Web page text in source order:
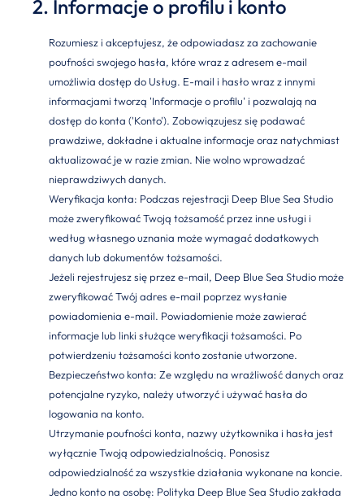
2. Informacje o profilu i konto
Rozumiesz i akceptujesz, że odpowiadasz za zachowanie
poufności swojego hasła, które wraz z adresem e-mail
umożliwia dostęp do Usług. E-mail i hasło wraz z innymi
informacjami tworzą 'Informacje o profilu' i pozwalają na
dostęp do konta ('Konto'). Zobowiązujesz się podawać
prawdziwe, dokładne i aktualne informacje oraz natychmiast
aktualizować je w razie zmian. Nie wolno wprowadzać
nieprawdziwych danych.
Weryfikacja konta: Podczas rejestracji Deep Blue Sea Studio
może zweryfikować Twoją tożsamość przez inne usługi i
według własnego uznania może wymagać dodatkowych
danych lub dokumentów tożsamości.
Jeżeli rejestrujesz się przez e-mail, Deep Blue Sea Studio może
zweryfikować Twój adres e-mail poprzez wysłanie
powiadomienia e-mail. Powiadomienie może zawierać
informacje lub linki służące weryfikacji tożsamości. Po
potwierdzeniu tożsamości konto zostanie utworzone.
Bezpieczeństwo konta: Ze względu na wrażliwość danych oraz
potencjalne ryzyko, należy utworzyć i używać hasła do
logowania na konto.
Utrzymanie poufności konta, nazwy użytkownika i hasła jest
wyłącznie Twoją odpowiedzialnością. Ponosisz
odpowiedzialność za wszystkie działania wykonane na koncie.
Jedno konto na osobę: Polityka Deep Blue Sea Studio zakłada